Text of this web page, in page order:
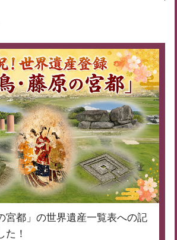
宮都」の世界遺産一覧表への記
た！